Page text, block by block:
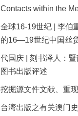
Contacts within the
全球16-19世纪 | 李伯
的16—19世纪中国丝
代国庆 | 刻书泽人：
图书出版评述
挖掘源文件文献、重
台湾出版之有关澳门